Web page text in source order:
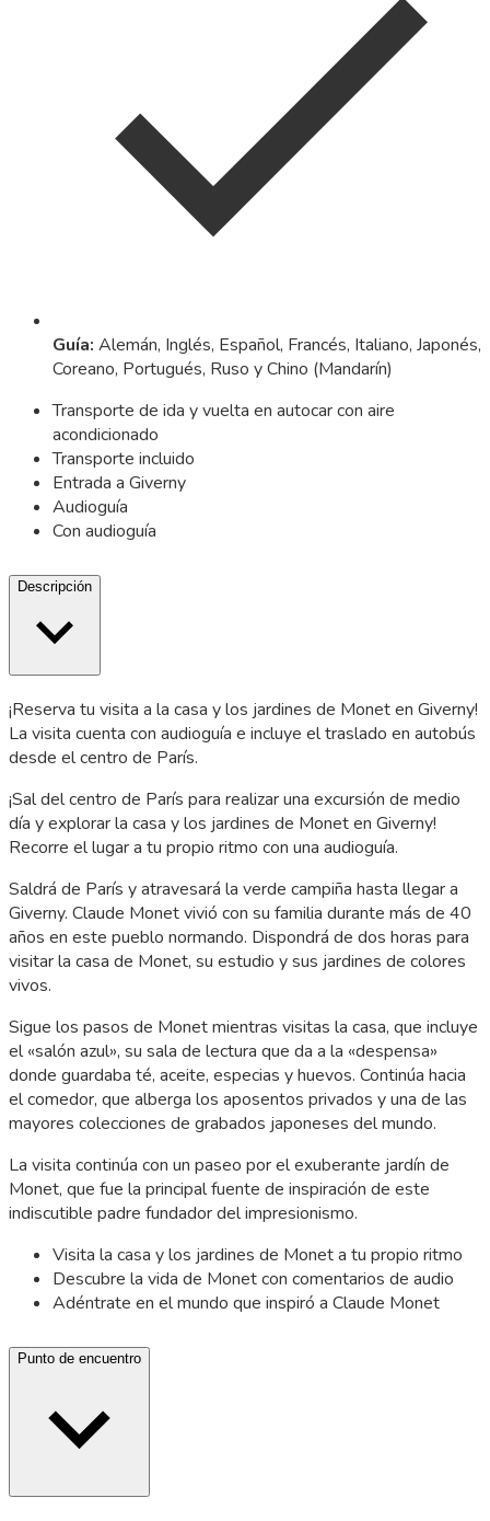
Guía: Alemán, Inglés, Español, Francés, Italiano, Japonés,
Coreano, Portugués, Ruso y Chino (Mandarín)
Transporte de ida y vuelta en autocar con aire
acondicionado
Transporte incluido
Entrada a Giverny
Audioguía
Con audioguía
Descripción
¡Reserva tu visita a la casa y los jardines de Monet en Giverny!
La visita cuenta con audioguía e incluye el traslado en autobús
desde el centro de París.
¡Sal del centro de París para realizar una excursión de medio
día y explorar la casa y los jardines de Monet en Giverny!
Recorre el lugar a tu propio ritmo con una audioguía.
Saldrá de París y atravesará la verde campiña hasta llegar a
Giverny. Claude Monet vivió con su familia durante más de 40
años en este pueblo normando. Dispondrá de dos horas para
visitar la casa de Monet, su estudio y sus jardines de colores
vivos.
Sigue los pasos de Monet mientras visitas la casa, que incluye
el «salón azul», su sala de lectura que da a la «despensa»
donde guardaba té, aceite, especias y huevos. Continúa hacia
el comedor, que alberga los aposentos privados y una de las
mayores colecciones de grabados japoneses del mundo.
La visita continúa con un paseo por el exuberante jardín de
Monet, que fue la principal fuente de inspiración de este
indiscutible padre fundador del impresionismo.
Visita la casa y los jardines de Monet a tu propio ritmo
Descubre la vida de Monet con comentarios de audio
Adéntrate en el mundo que inspiró a Claude Monet
Punto de encuentro